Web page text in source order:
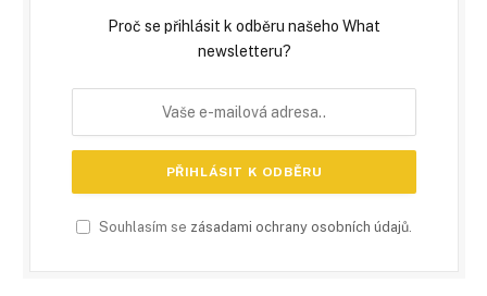
Proč se přihlásit k odběru našeho What
newsletteru?
Souhlasím se zásadami ochrany osobních údajů